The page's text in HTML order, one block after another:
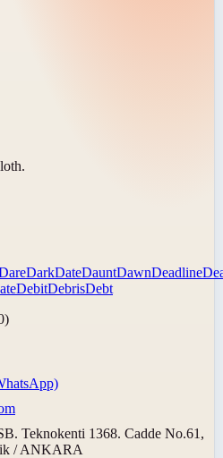
DarkDateDauntDawnDeadline
DebitDebrisDebt
Teknokenti 1368. Cadde No.61,
/ ANKARA